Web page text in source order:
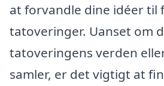
at forvandle dine idéer til
tatoveringer. Uanset om
tatoveringens verden
samler, er det vigtigt at